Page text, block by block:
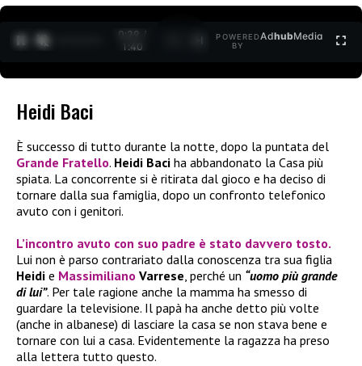
0:30 /
1:40
POWERED
BY
AdhubMedia
Heidi Baci
È successo di tutto durante la notte, dopo la puntata del
Grande Fratello. Heidi Baci ha abbandonato la Casa più
spiata. La concorrente si è ritirata dal gioco e ha deciso di
tornare dalla sua famiglia, dopo un confronto telefonico
avuto con i genitori.
L’incontro avuto con suo padre è stato davvero tosto.
Lui non è parso contrariato dalla conoscenza tra sua figlia
Heidi e Massimiliano Varrese, perché un “uomo più grande
di lui”. Per tale ragione anche la mamma ha smesso di
guardare la televisione. Il papà ha anche detto più volte
(anche in albanese) di lasciare la casa se non stava bene e
tornare con lui a casa. Evidentemente la ragazza ha preso
alla lettera tutto questo.